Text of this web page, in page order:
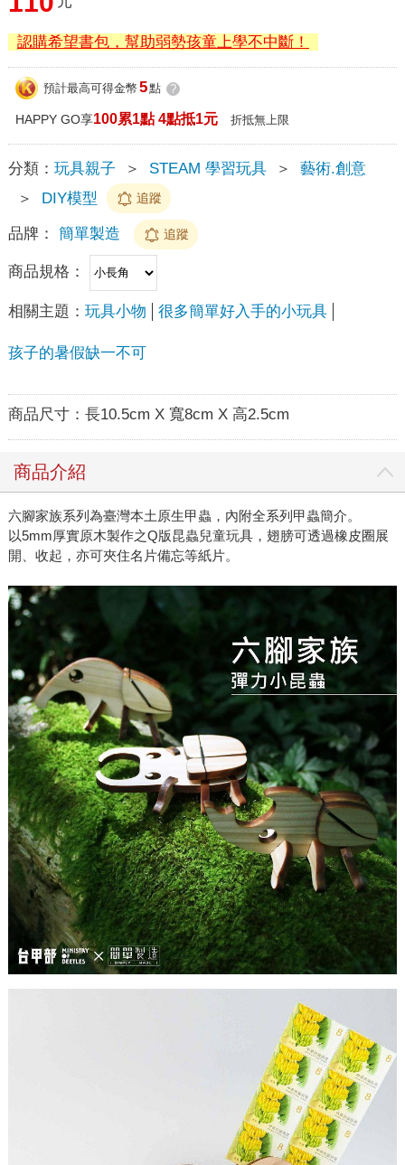
認購希望書包，幫助弱勢孩童上學不中斷！
預計最高可得金幣 5點 ?
HAPPY GO享100累1點 4點抵1元 折抵無上限
分類： 玩具親子 ＞ STEAM 學習玩具 ＞
藝術.創意
＞
DIY模型 追蹤
品牌： 簡單製造 追蹤
商品規格：
相關主題： 玩具小物 很多簡單好入手的小玩具
孩子的暑假缺一不可
商品尺寸： 長10.5cm X 寬8cm X 高2.5cm
商品介紹
六腳家族系列為臺灣本土原生甲蟲，內附全系列甲蟲簡介。
以5mm厚實原木製作之Q版昆蟲兒童玩具，翅膀可透過橡皮圈展
開、收起，亦可夾住名片備忘等紙片。